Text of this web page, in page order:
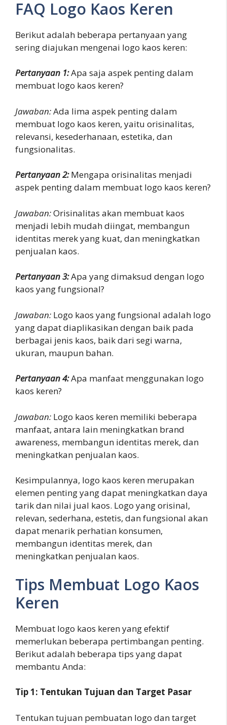
FAQ Logo Kaos Keren
Berikut adalah beberapa pertanyaan yang
sering diajukan mengenai logo kaos keren:
Pertanyaan 1:Apa saja aspek penting dalam
membuat logo kaos keren?
Jawaban:Ada lima aspek penting dalam
membuat logo kaos keren, yaitu orisinalitas,
relevansi, kesederhanaan, estetika, dan
fungsionalitas.
Pertanyaan 2:Mengapa orisinalitas menjadi
aspek penting dalam membuat logo kaos keren?
Jawaban:Orisinalitas akan membuat kaos
menjadi lebih mudah diingat, membangun
identitas merek yang kuat, dan meningkatkan
penjualan kaos.
Pertanyaan 3:Apa yang dimaksud dengan logo
kaos yang fungsional?
Jawaban: Logo kaos yang fungsional adalah logo
yang dapat diaplikasikan dengan baik pada
berbagai jenis kaos, baik dari segi warna,
ukuran, maupun bahan.
Pertanyaan 4:Apa manfaat menggunakan logo
kaos keren?
Jawaban: Logo kaos keren memiliki beberapa
manfaat, antara lain meningkatkan brand
awareness, membangun identitas merek, dan
meningkatkan penjualan kaos.
Kesimpulannya, logo kaos keren merupakan
elemen penting yang dapat meningkatkan daya
tarik dan nilai jual kaos. Logo yang orisinal,
relevan, sederhana, estetis, dan fungsional akan
dapat menarik perhatian konsumen,
membangun identitas merek, dan
meningkatkan penjualan kaos.
Tips Membuat Logo Kaos
Keren
Membuat logo kaos keren yang efektif
memerlukan beberapa pertimbangan penting.
Berikut adalah beberapa tips yang dapat
membantu Anda:
Tip 1: Tentukan Tujuan dan Target Pasar
Tentukan tujuan pembuatan logo dan target